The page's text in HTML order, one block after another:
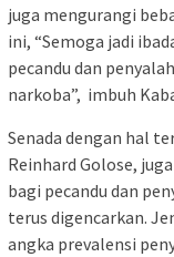
juga mengurangi
ini, “Semoga jadi
pecandu dan
narkoba”, imbuh
Senada dengan hal
Reinhard Golose,
bagi pecandu dan
terus digencarkan.
angka prevalensi